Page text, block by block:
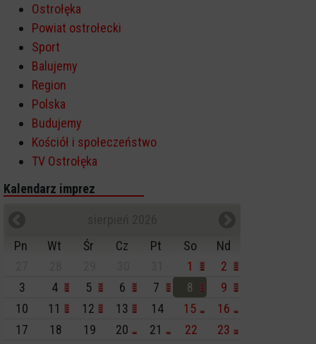
Ostrołęka
Powiat ostrołecki
Sport
Balujemy
Region
Polska
Budujemy
Kościół i społeczeństwo
TV Ostrołęka
Kalendarz imprez
Pn
Wt Śr Cz Pt So
Nd
1
2
3
4 5 6 7 8
9
10
11 12 13 14 15
16
17
18 19 20 21 22
23